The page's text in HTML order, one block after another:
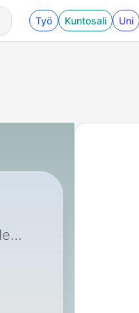
Työ Kuntosali Uni
Wilber Jimmi Rojas Melendez